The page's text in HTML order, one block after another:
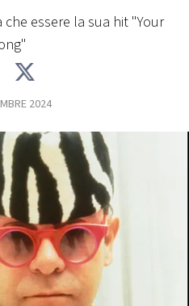
essere la sua hit "Your
2024